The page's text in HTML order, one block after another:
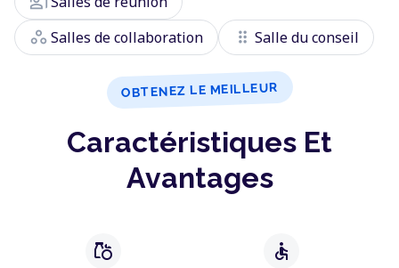
workspaces Salles de collaboration drag_indicator Salle du conseil
OBTENEZ LE MEILLEUR
Caractéristiques Et
Avantages
grocery accessible